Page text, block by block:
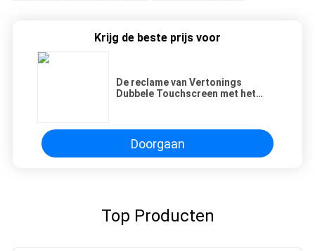
Krijg de beste prijs voor
De reclame van Vertonings
Dubbele Touchscreen met het
Betaalpaslezer
Doorgaan
Top Producten